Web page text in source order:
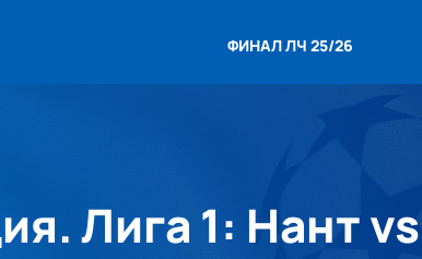
ФИНАЛ ЛЧ 25/26
Лига 1: Нант